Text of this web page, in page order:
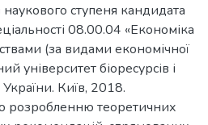
ступеня кандидата
08.00.04 «Економіка
(за видами економічної
університет біоресурсів і
Київ, 2018.
розробленню теоретичних